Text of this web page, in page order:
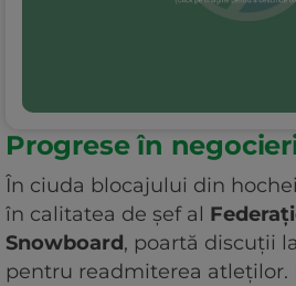
Progrese în
În ciuda blocajului din
în calitatea de șef al
Snowboard, poartă discuții
pentru readmiterea